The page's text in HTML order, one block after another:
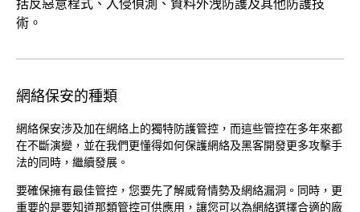
括反惡意程式、入侵偵測、資料外洩防護及其他防護技
術。
網絡保安的種類
網絡保安涉及加在網絡上的獨特防護管控，而這些管控在多年來都
在不斷演變，並在我們更懂得如何保護網絡及黑客開發更多攻擊手
法的同時，繼續發展。
要確保擁有最佳管控，您要先了解威脅情勢及網絡漏洞。同時，更
重要的是要知道那類管控可供應用，讓您可以為網絡選擇合適的廠